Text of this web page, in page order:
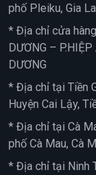
phố Pleiku, Gia
* Địa chỉ cửa
DƯƠNG –
DƯƠNG
* Địa chỉ tại Tiền
Huyện Cai Lậy,
* Địa chỉ tại Cà
phố Cà Mau, Cà
* Địa chỉ tại Ninh